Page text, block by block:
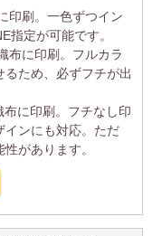
印刷。一色ずつイン
指定が可能です。
布に印刷。フルカラ
ため、必ずフチが出
布に印刷。フチなし印
インにも対応。ただ
があります。